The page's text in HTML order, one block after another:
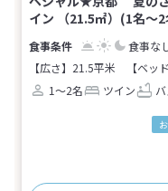
イン （21.5㎡）(1名～
食事な
【広さ】21.5平米
【ベ
1～2名
ツイン